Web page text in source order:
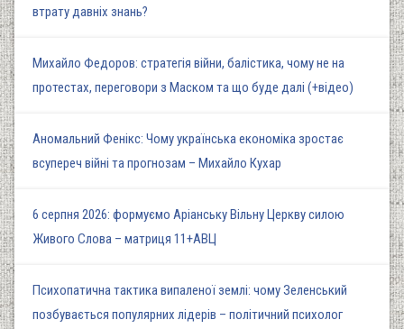
втрату давніх знань?
Михайло Федоров: стратегія війни, балістика, чому не на
протестах, переговори з Маском та що буде далі (+відео)
Аномальний Фенікс: Чому українська економіка зростає
всупереч війні та прогнозам – Михайло Кухар
6 серпня 2026: формуємо Аріанську Вільну Церкву силою
Живого Слова – матриця 11+АВЦ
Психопатична тактика випаленої землі: чому Зеленський
позбувається популярних лідерів – політичний психолог